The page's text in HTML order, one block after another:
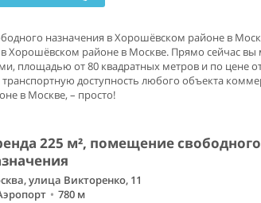
назначения в Хорошёвском районе в
Хорошёвском районе в Москве. Прямо сейчас
площадью от 80 квадратных метров и по цене
доступность любого объекта
в Москве, – просто!
225 м², помещение свободного
улица Викторенко, 11
• 780 м